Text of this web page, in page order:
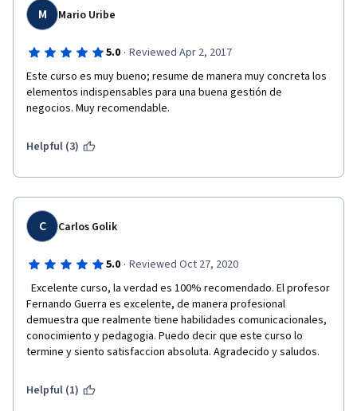
M Mario Uribe
5.0 · Reviewed Apr 2, 2017
Este curso es muy bueno; resume de manera muy concreta los
elementos indispensables para una buena gestión de
negocios. Muy recomendable.
Helpful (3)
C Carlos Golik
5.0 · Reviewed Oct 27, 2020
Fernando Guerra es excelente, de manera profesional
demuestra que realmente tiene habilidades comunicacionales,
conocimiento y pedagogia. Puedo decir que este curso lo
termine y siento satisfaccion absoluta. Agradecido y saludos.
Helpful (1)